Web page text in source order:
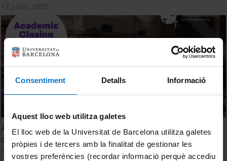
Consentiment Detalls Informació
Aquest lloc web utilitza galetes
El lloc web de la Universitat de Barcelona utilitza galetes
pròpies i de tercers amb la finalitat de gestionar les
vostres preferències (recordar informació perquè accediu
17 juliol, 2025
Acte de finalització d'estudis del Màster en Direcció
d'Empreses Turístiques. CETT. Promoció 2024-2025
13 juny, 2025